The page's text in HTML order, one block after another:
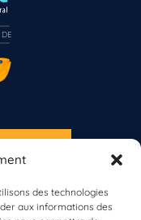
des technologies
aux informations des